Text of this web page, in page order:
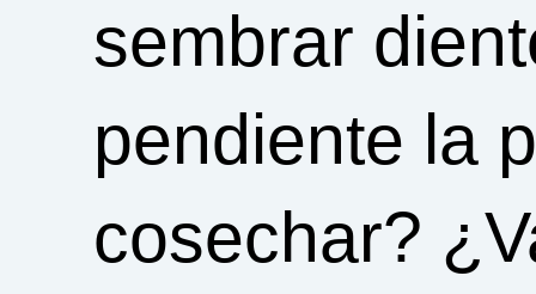
sembrar
pendiente la
cosechar?